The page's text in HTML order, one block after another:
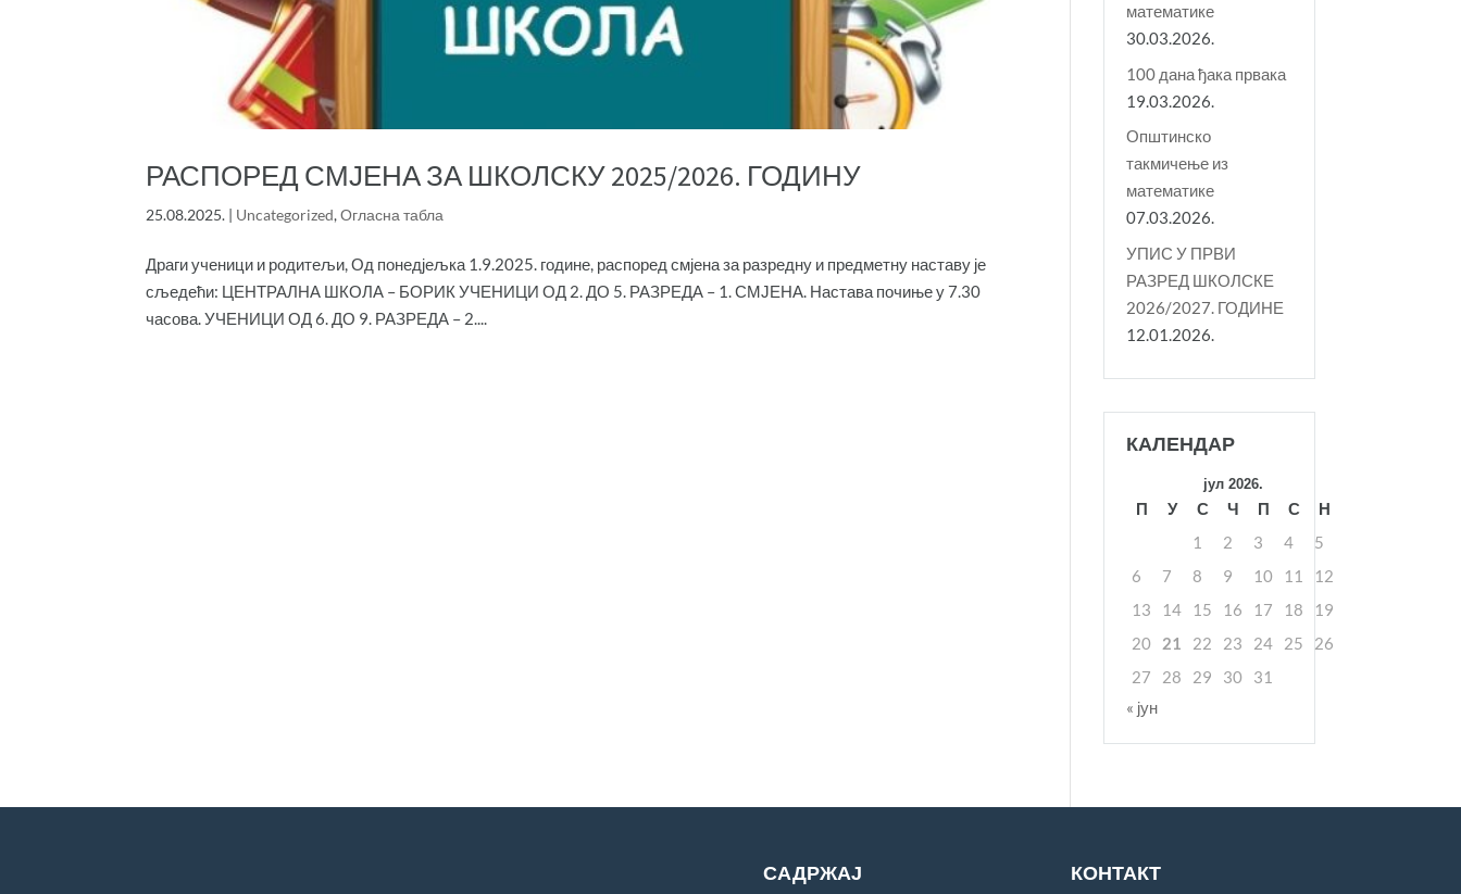
РАСПОРЕД СМЈЕНА ЗА ШКОЛСКУ 2025/2026. ГОДИНУ
25.08.2025. | Uncategorized,Огласна табла
Драги ученици и родитељи, Од понедјељка 1.9.2025. године, распоред смјена за разредну и предметну наставу је
сљедећи: ЦЕНТРАЛНА ШКОЛА – БОРИК УЧЕНИЦИ ОД 2. ДО 5. РАЗРЕДА – 1. СМЈЕНА. Настава почиње у 7.30
часова. УЧЕНИЦИ ОД 6. ДО 9. РАЗРЕДА – 2....
математике
30.03.2026.
100 дана ђака првака
19.03.2026.
Општинско
такмичење из
математике
07.03.2026.
УПИС У ПРВИ
РАЗРЕД ШКОЛСКЕ
2026/2027. ГОДИНЕ
12.01.2026.
КАЛЕНДАР
јул 2026.
П У С Ч П С
Н
1
2 3 4
5
6
7 8 9 10 11
12
13
14 15 16 17 18
19
20
21 22 23 24 25
26
27
28 29 30
31
« јун
САДРЖАЈ КОНТАКТ